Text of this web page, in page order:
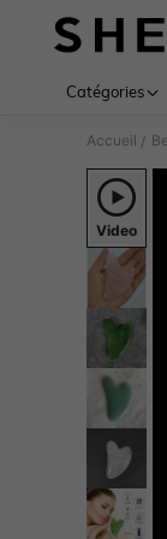
Catégories
Accueil /
Video